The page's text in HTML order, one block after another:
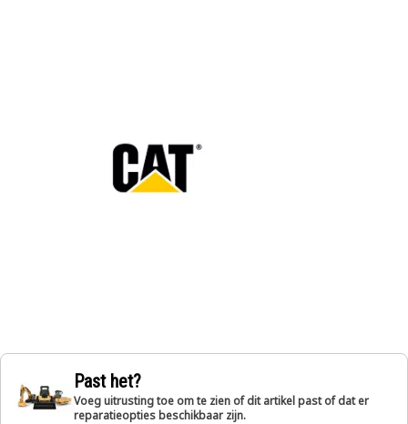
Past het?
Voeg uitrusting toe om te zien of dit artikel past of dat er
reparatieopties beschikbaar zijn.